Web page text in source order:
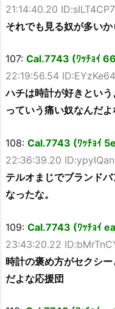
21:14:40.20
それでも見る奴が多いか
107: Cal.7743 (ﾜｯﾁｮｲ
22:19:56.54
ハチは時計が好きとい
っていう痛い奴なんだよ
108: Cal.7743 (ﾜｯﾁｮｲ
22:36:39.20
テルオまじでブランド
なったな。
109: Cal.7743 (ﾜｯﾁｮｲ
23:43:20.22
時計の褒め方がセクシ
だよな応援団